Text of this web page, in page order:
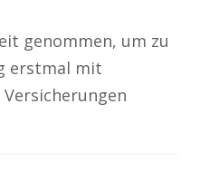
genommen, um zu
erstmal mit